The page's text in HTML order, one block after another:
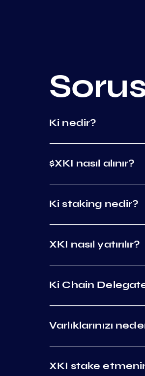
Ki nedir?
$XKI nasıl alınır?
‍Ki staking nedir?
XKI nasıl yatırılır?
Ki Chain
Varlıklarınızı
XKI stake